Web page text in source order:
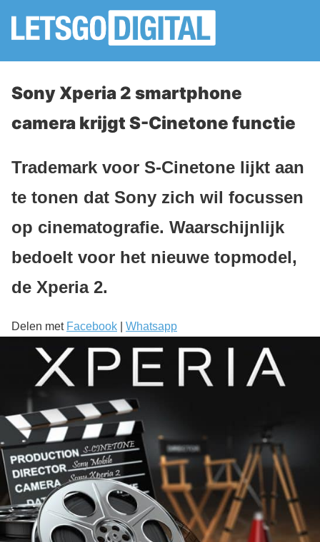
Sony Xperia 2 smartphone
camera krijgt S-Cinetone functie
Trademark voor S-Cinetone lijkt aan
te tonen dat Sony zich wil focussen
op cinematografie. Waarschijnlijk
bedoelt voor het nieuwe topmodel,
de Xperia 2.
Delen met Facebook Whatsapp